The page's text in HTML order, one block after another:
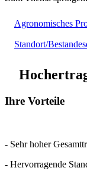
Agronomisches
Standort/
Ihre Vorteile
- Sehr hoher
- Hervorragende